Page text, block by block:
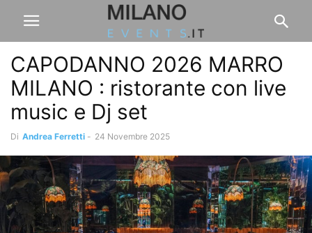
CAPODANNO 2026 MARRO
MILANO : ristorante con live
music e Dj set
Di Andrea Ferretti - 24 Novembre 2025